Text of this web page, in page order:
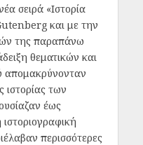
σειρά «Ιστορία
και με την
της παραπάνω
θεματικών και
απομακρύνονταν
ιστορίας των
έως
περισσότερες